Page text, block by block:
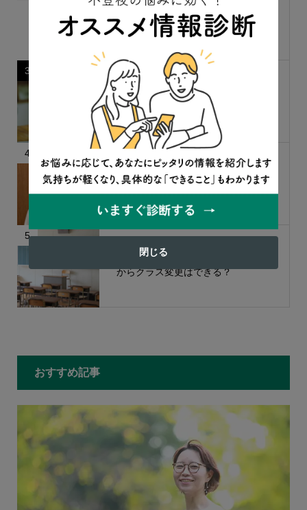
ASD(自閉スペクトラム症)を公表し
た有名人・芸能人などを10人紹
介！〜出典リンク付き〜
3
人気記事のまとめ〜親の心構え・で
きること・やるべきこと〜
4
「最低限、屋根、ごはん、お風呂だ
けでOK」親が限界を越えないため
に知っておきたいこと
5
文部科学省に聞きました！ 2学期
からクラス変更はできる？
おすすめ記事
閉じる